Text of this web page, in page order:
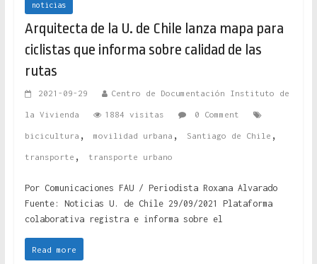
noticias
Arquitecta de la U. de Chile lanza mapa para
ciclistas que informa sobre calidad de las
rutas
2021-09-29 Centro de Documentación Instituto de
la Vivienda 1884 visitas 0 Comment
bicicultura , movilidad urbana , Santiago de Chile ,
transporte , transporte urbano
Por Comunicaciones FAU / Periodista Roxana Alvarado
Fuente: Noticias U. de Chile 29/09/2021 Plataforma
colaborativa registra e informa sobre el
Read more